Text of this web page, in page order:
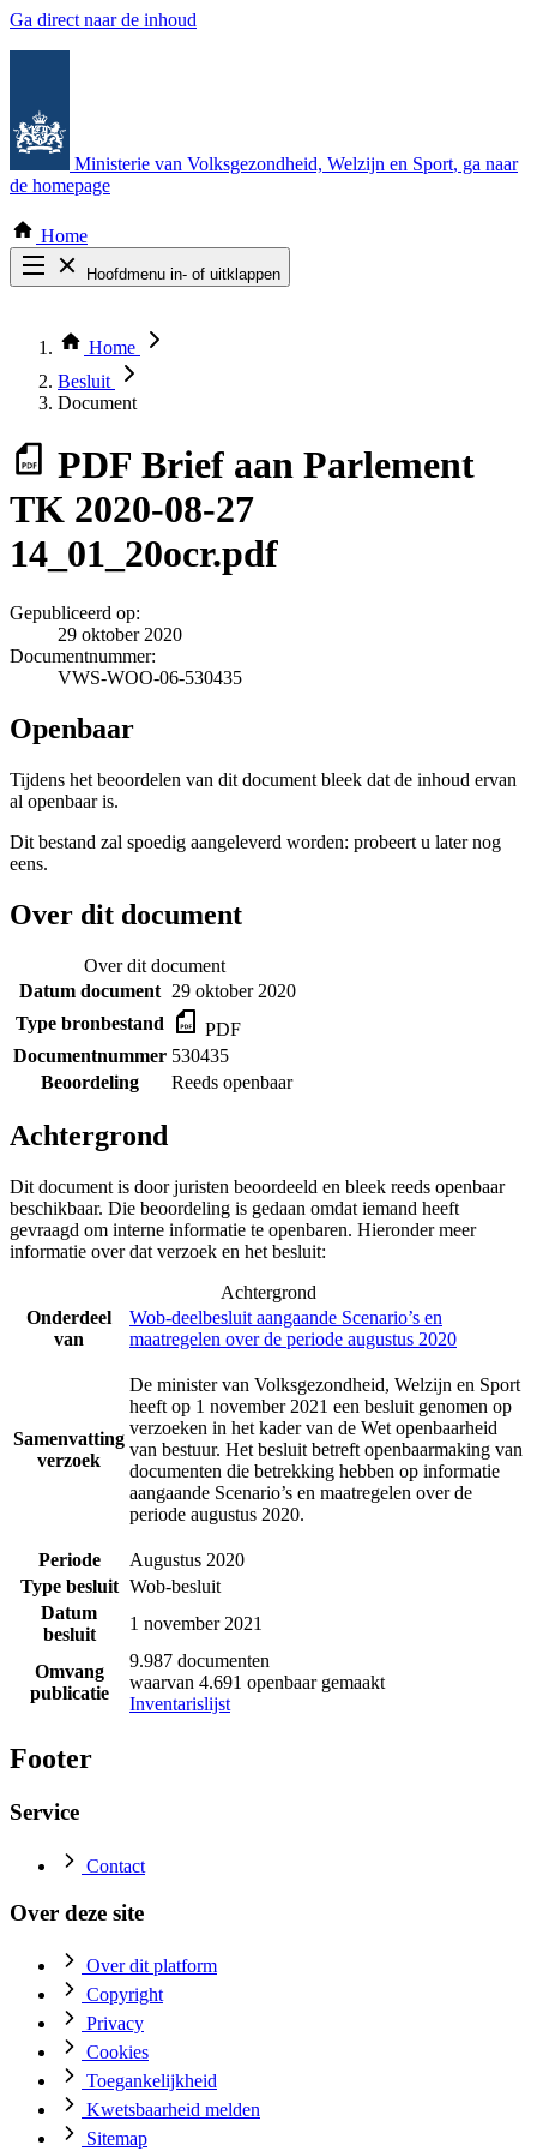
Ga direct naar de inhoud
Ministerie van Volksgezondheid, Welzijn en Sport, ga naar
de homepage
Home
Hoofdmenu in- of uitklappen
Thema COVID-19
Bekijk per bestuursorgaan
Home
Besluit
Document
PDF Brief aan Parlement
TK 2020-08-27
14_01_20ocr.pdf
Gepubliceerd op:
29 oktober 2020
Documentnummer:
VWS-WOO-06-530435
Openbaar
Tijdens het beoordelen van dit document bleek dat de inhoud ervan
al openbaar is.
Dit bestand zal spoedig aangeleverd worden: probeert u later nog
eens.
Over dit document
Over dit document
Datum document 29 oktober 2020
Type bronbestand
PDF
Documentnummer 530435
Beoordeling
Reeds openbaar
Achtergrond
Dit document is door juristen beoordeeld en bleek reeds openbaar
beschikbaar. Die beoordeling is gedaan omdat iemand heeft
gevraagd om interne informatie te openbaren. Hieronder meer
informatie over dat verzoek en het besluit:
Achtergrond
Onderdeel
van
Wob-deelbesluit aangaande Scenario’s en
maatregelen over de periode augustus 2020
Samenvatting
verzoek
De minister van Volksgezondheid, Welzijn en Sport
heeft op 1 november 2021 een besluit genomen op
verzoeken in het kader van de Wet openbaarheid
van bestuur. Het besluit betreft openbaarmaking van
documenten die betrekking hebben op informatie
aangaande Scenario’s en maatregelen over de
periode augustus 2020.
Periode
Augustus 2020
Type besluit Wob-besluit
Datum
besluit
1 november 2021
Omvang
publicatie
9.987 documenten
waarvan 4.691 openbaar gemaakt
Inventarislijst
Footer
Service
Contact
Over deze site
Over dit platform
Copyright
Privacy
Cookies
Toegankelijkheid
Kwetsbaarheid melden
Sitemap